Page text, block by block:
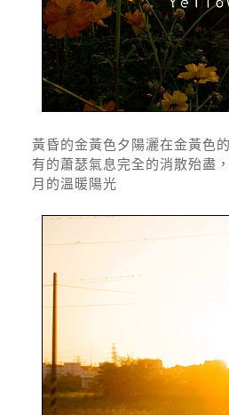
黃昏的金黃色夕陽灑在金黃色
有的蕭瑟氣息完全的消散殆盡
月的溫暖陽光